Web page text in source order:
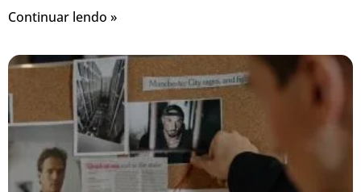
Continuar lendo »